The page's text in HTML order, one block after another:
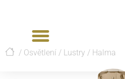
/ Osvětlení / Lustry / Halma